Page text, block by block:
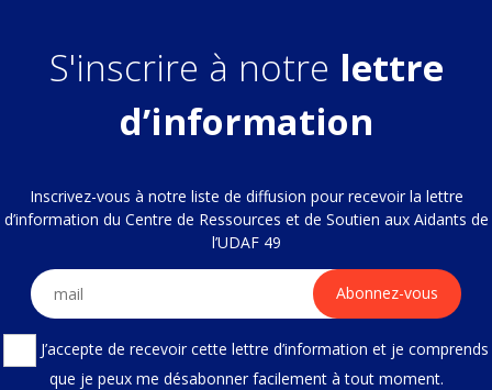
S'inscrire à notre lettre
d’information
Inscrivez-vous à notre liste de diffusion pour recevoir la lettre
d’information du Centre de Ressources et de Soutien aux Aidants de
l’UDAF 49
J’accepte de recevoir cette lettre d’information et je comprends
que je peux me désabonner facilement à tout moment.